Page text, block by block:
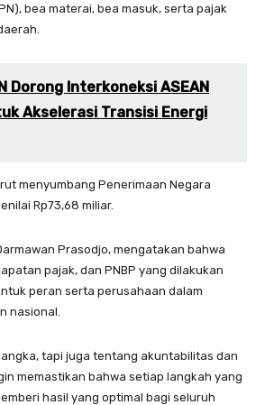
bea materai, bea masuk, serta pajak
Dorong Interkoneksi ASEAN
Akselerasi Transisi Energi
menyumbang Penerimaan Negara
Rp73,68 miliar.
Prasodjo, mengatakan bahwa
pajak, dan PNBP yang dilakukan
peran serta perusahaan dalam
nasional.
angka, tapi juga tentang akuntabilitas dan
memastikan bahwa setiap langkah yang
hasil yang optimal bagi seluruh